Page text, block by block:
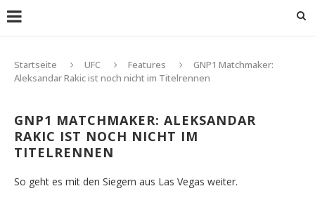
Startseite UFC Features
GNP1 Matchmaker:
Aleksandar Rakic ist noch nicht im Titelrennen
GNP1 MATCHMAKER: ALEKSANDAR
RAKIC IST NOCH NICHT IM
TITELRENNEN
So geht es mit den Siegern aus Las Vegas weiter.